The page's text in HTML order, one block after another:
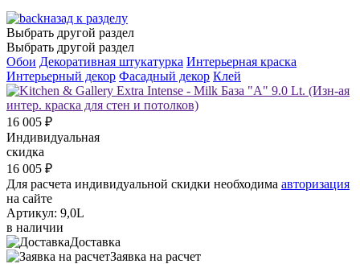
назад к разделу
Выбрать другой раздел
Выбрать другой раздел
Обои Декоративная штукатурка Интерьерная краска
Интерьерный декор Фасадный декор Клей
16 005 ₽
Индивидуальная
скидка
16 005 ₽
Для расчета индивидуальной скидки необходима авторизация
на сайте
Артикул: 9,0L
в наличии
Доставка
Заявка на расчет